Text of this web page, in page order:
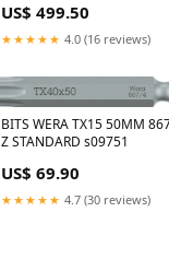
US$ 499.50
★★★★★ 4.0 (16 reviews)
BITS WERA TX15 50MM
Z STANDARD s09751
US$ 69.90
★★★★★ 4.7 (30 reviews)